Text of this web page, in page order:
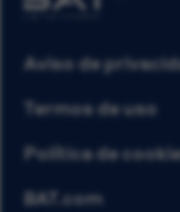
Aviso de
Termos de uso
Política de
BAT.com